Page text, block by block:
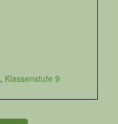
, Klassenstufe 9